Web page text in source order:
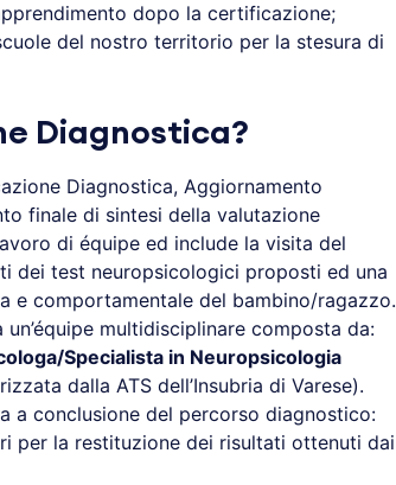
dopo la certificazione;
del nostro territorio per la stesura di
Diagnostica?
Diagnostica, Aggiornamento
finale di sintesi della valutazione
di équipe ed include la visita del
dei test neuropsicologici proposti ed una
e comportamentale del bambino/ragazzo.
multidisciplinare composta da:
Specialista in Neuropsicologia
dalla ATS dell’Insubria di Varese).
a conclusione del percorso diagnostico:
per la restituzione dei risultati ottenuti dai